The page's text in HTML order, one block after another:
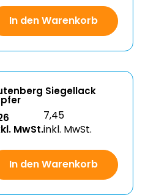
In den Warenkorb
Siegellack
MwSt.
7,45
inkl. MwSt.
In den Warenkorb